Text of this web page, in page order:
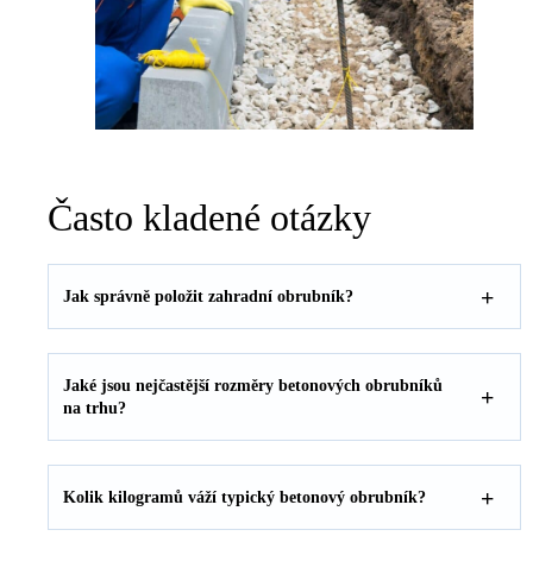
Často kladené otázky
Jak správně položit zahradní obrubník?
Jaké jsou nejčastější rozměry betonových obrubníků
na trhu?
Kolik kilogramů váží typický betonový obrubník?